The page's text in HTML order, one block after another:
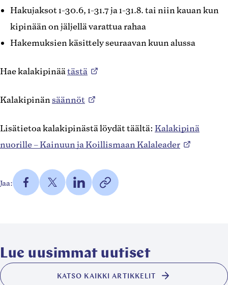
Hakujaksot 1-30.6, 1-31.7 ja 1-31.8. tai niin kauan kun
kipinään on jäljellä varattua rahaa
Hakemuksien käsittely seuraavan kuun alussa
Hae kalakipinäätästä
Kalakipinänsäännöt
Lisätietoa kalakipinästä löydät täältä: Kalakipinä
nuorille – Kainuun ja Koillismaan Kalaleader
Jaa:
Jaa
Facebookissa
Jaa
Twitterissä
Jaa
LinkedInissä
https://taivalkoski.fi/blog/
nuorille/
Lue uusimmat uutiset
KATSO KAIKKI ARTIKKELIT